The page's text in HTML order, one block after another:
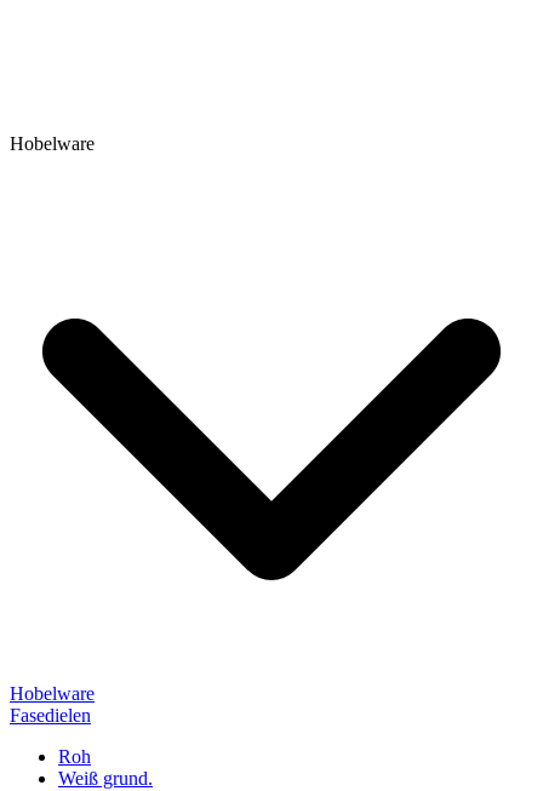
Hobelware
Hobelware
Fasedielen
Roh
Weiß grund.